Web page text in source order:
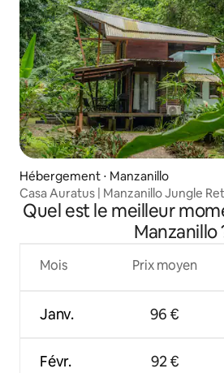
Hébergement ⋅ Manzanillo
Casa Auratus | Manzanillo Jungle
Quel est le meilleur
Manzanillo
Mois
Janv.
Févr.
Prix moyen
96 €
92 €